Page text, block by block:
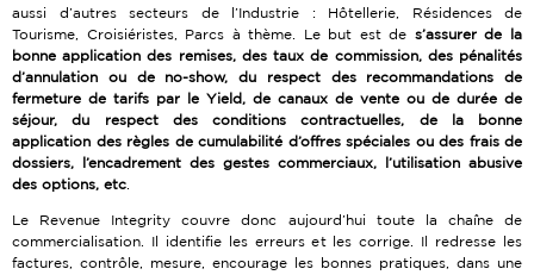
aussi d’autres secteurs de l’Industrie : Hôtellerie, Résidences de
Tourisme, Croisiéristes, Parcs à thème. Le but est de s’assurer de la
bonne application des remises, des taux de commission, des pénalités
d’annulation ou de no-show, du respect des recommandations de
fermeture de tarifs par le Yield, de canaux de vente ou de durée de
séjour, du respect des conditions contractuelles, de la bonne
application des règles de cumulabilité d’offres spéciales ou des frais de
dossiers, l’encadrement des gestes commerciaux, l’utilisation abusive
des options, etc
Le Revenue Integrity couvre donc aujourd’hui toute la chaîne de
commercialisation. Il identifie les erreurs et les corrige. Il redresse les
factures, contrôle, mesure, encourage les bonnes pratiques, dans une